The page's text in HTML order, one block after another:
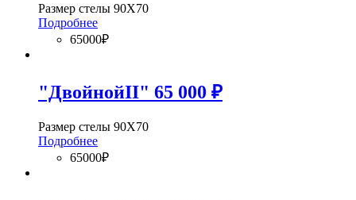
Размер стелы 90Х70
Подробнее
65000₽
"ДвойнойII" 65 000 ₽
Размер стелы 90Х70
Подробнее
65000₽